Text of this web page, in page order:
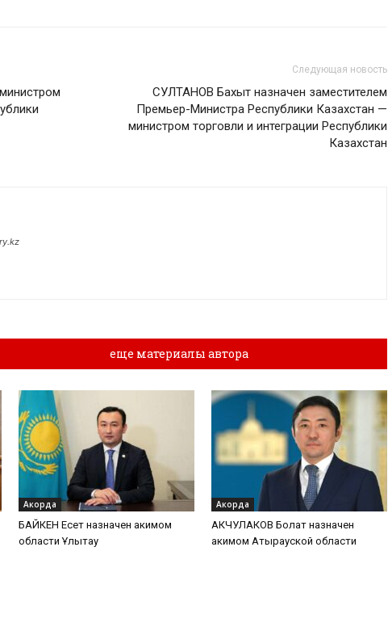
Следующая новость
СУЛТАНОВ Бахыт назначен заместителем
Премьер-Министра Республики Казахстан —
министром торговли и интеграции Республики
Казахстан
еще материалы автора
Акорда
БАЙКЕН Есет назначен акимом
области Ұлытау
Акорда
АКЧУЛАКОВ Болат назначен
акимом Атырауской области